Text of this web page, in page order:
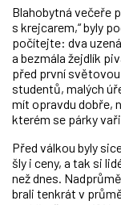
Blahobytná večeře
s krejcarem,“ byly
počítejte: dva
a bezmála žejdlík
před první
studentů, malých
mít opravdu dobře,
kterém se párky
Před válkou byly
šly i ceny, a tak si
než dnes.
brali tenkrát v